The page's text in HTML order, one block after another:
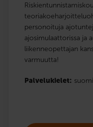
personoituja
ajosimulaattorissa ja
liikenneopettajan
varmuutta!
Palvelukielet: